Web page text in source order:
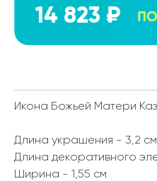
14 823 ₽
Икона Божьей Матери
Длина украшения - 3,2 см
Длина декоративного
Ширина - 1,55 см